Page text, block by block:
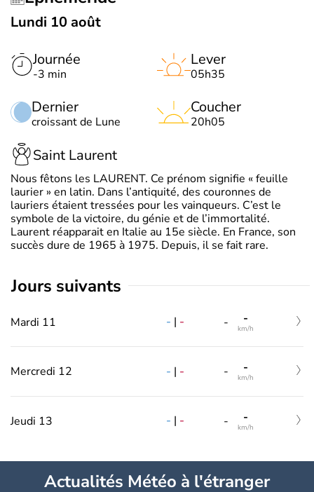
Lundi 10 août
Journée
-3 min
Dernier
croissant de Lune
Lever
05h35
Coucher
20h05
Saint Laurent
Nous fêtons les LAURENT. Ce prénom signifie « feuille
laurier » en latin. Dans l’antiquité, des couronnes de
lauriers étaient tressées pour les vainqueurs. C’est le
symbole de la victoire, du génie et de l’immortalité.
Laurent réapparait en Italie au 15e siècle. En France, son
succès dure de 1965 à 1975. Depuis, il se fait rare.
jours suivants
Mardi 11 - | - - -
km/h
Mercredi 12 - | - - -
km/h
Jeudi 13 - | - - -
km/h
Actualités Météo à l'étranger